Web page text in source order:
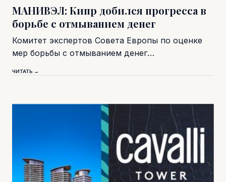
МАНИВЭЛ: Кипр добился прогресса в
борьбе с отмыванием денег
Комитет экспертов Совета Европы по оценке
мер борьбы с отмыванием денег…
ЧИТАТЬ →